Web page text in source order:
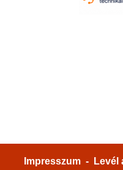
Impresszum -
Levél